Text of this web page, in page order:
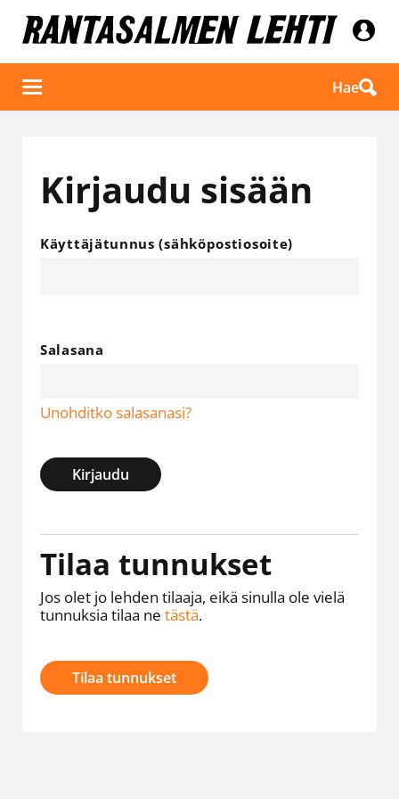
Hae
Kirjaudu sisään
Käyttäjätunnus (sähköpostiosoite)
Salasana
Unohditko salasanasi?
Kirjaudu
Tilaa tunnukset
Jos olet jo lehden tilaaja, eikä sinulla ole vielä
tunnuksia tilaa ne tästä.
Tilaa tunnukset